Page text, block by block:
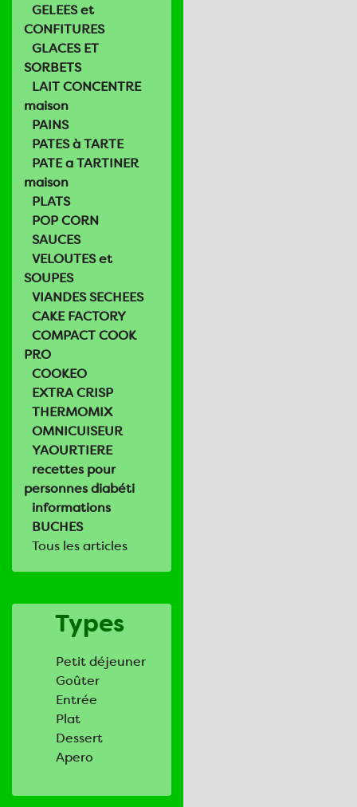
GELEES et
CONFITURES
GLACES ET
SORBETS
LAIT CONCENTRE
maison
PAINS
PATES à TARTE
PATE a TARTINER
maison
PLATS
POP CORN
SAUCES
VELOUTES et
SOUPES
VIANDES SECHEES
CAKE FACTORY
COMPACT COOK
PRO
COOKEO
EXTRA CRISP
THERMOMIX
OMNICUISEUR
YAOURTIERE
recettes pour
personnes diabéti
informations
BUCHES
Tous les articles
Types
Petit déjeuner
Goûter
Entrée
Plat
Dessert
Apero